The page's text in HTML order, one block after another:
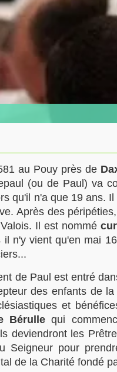
au Pouy près de
(ou de Paul) va
qu'il n'a que 19 ans.
Après des
Il est nommé
il n'y vient qu'en mai
de Paul est entré
des enfants de
et
Bérulle qui
deviendront les
Seigneur pour
de la Charité fondé